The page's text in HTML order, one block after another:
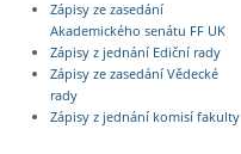
Zápisy ze zasedání
Akademického senátu FF UK
Zápisy z jednání Ediční rady
Zápisy ze zasedání Vědecké
rady
Zápisy z jednání komisí fakulty